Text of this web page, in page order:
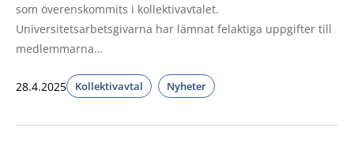
som överenskommits i kollektivavtalet.
Universitetsarbetsgivarna har lämnat felaktiga uppgifter till
medlemmarna…
28.4.2025 Kollektivavtal Nyheter